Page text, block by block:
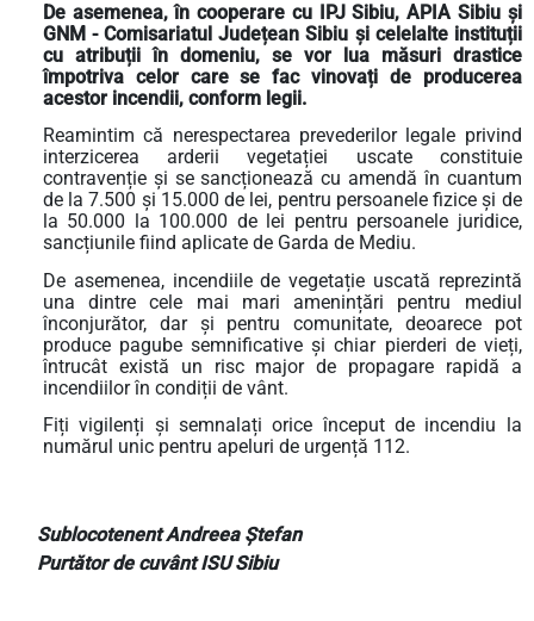
De asemenea, în cooperare cu IPJ Sibiu, APIA Sibiu și
GNM - Comisariatul Județean Sibiu și celelalte instituții
cu atribuții în domeniu, se vor lua măsuri drastice
împotriva celor care se fac vinovați de producerea
acestor incendii, conform legii.
Reamintim că nerespectarea prevederilor legale privind
interzicerea arderii vegetației uscate constituie
contravenție și se sancționează cu amendă în cuantum
de la 7.500 și 15.000 de lei, pentru persoanele fizice și de
la 50.000 la 100.000 de lei pentru persoanele juridice,
sancțiunile fiind aplicate de Garda de Mediu.
De asemenea, incendiile de vegetație uscată reprezintă
una dintre cele mai mari amenințări pentru mediul
înconjurător, dar și pentru comunitate, deoarece pot
produce pagube semnificative și chiar pierderi de vieți,
întrucât există un risc major de propagare rapidă a
incendiilor în condiții de vânt.
Fiți vigilenți și semnalați orice început de incendiu la
numărul unic pentru apeluri de urgență 112.
Sublocotenent Andreea Ștefan
Purtător de cuvânt ISU Sibiu